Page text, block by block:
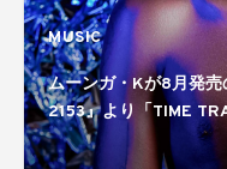
MUSIC
ムーンガ・Kが8月発売
2153』より「TIME